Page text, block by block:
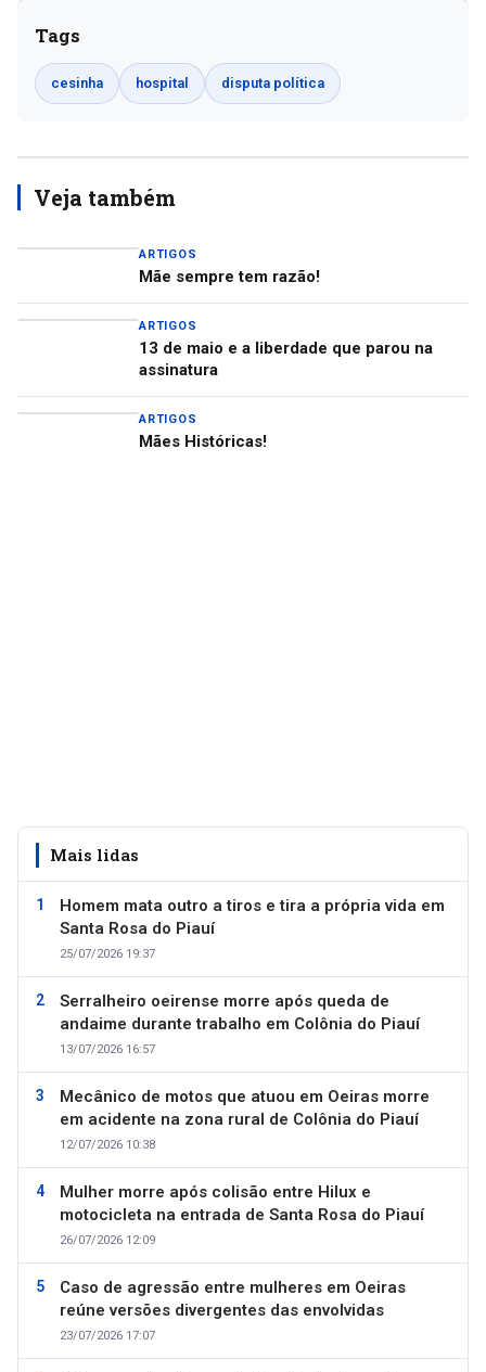
Tags
cesinha hospital disputa política
Veja também
ARTIGOS
Mãe sempre tem razão!
ARTIGOS
13 de maio e a liberdade que parou na
assinatura
ARTIGOS
Mães Históricas!
Mais lidas
Homem mata outro a tiros e tira a própria vida em
Santa Rosa do Piauí
25/07/2026 19:37
Serralheiro oeirense morre após queda de
andaime durante trabalho em Colônia do Piauí
13/07/2026 16:57
Mecânico de motos que atuou em Oeiras morre
em acidente na zona rural de Colônia do Piauí
12/07/2026 10:38
Mulher morre após colisão entre Hilux e
motocicleta na entrada de Santa Rosa do Piauí
26/07/2026 12:09
Caso de agressão entre mulheres em Oeiras
reúne versões divergentes das envolvidas
23/07/2026 17:07